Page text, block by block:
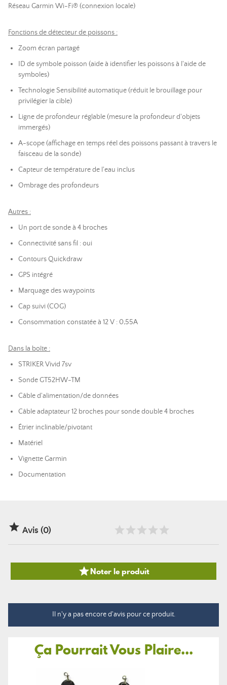
Réseau Garmin Wi-Fi® (connexion locale)
Fonctions de détecteur de poissons :
Zoom écran partagé
ID de symbole poisson (aide à identifier les poissons à l'aide de
symboles)
Technologie Sensibilité automatique (réduit le brouillage pour
privilégier la cible)
Ligne de profondeur réglable (mesure la profondeur d'objets
immergés)
A-scope (affichage en temps réel des poissons passant à travers le
faisceau de la sonde)
Capteur de température de l'eau inclus
Ombrage des profondeurs
Autres :
Un port de sonde à 4 broches
Connectivité sans fil : oui
Contours Quickdraw
GPS intégré
Marquage des waypoints
Cap suivi (COG)
Consommation constatée à 12 V : 0,55A
Dans la boîte :
STRIKER Vivid 7sv
Sonde GT52HW-TM
Câble d'alimentation/de données
Câble adaptateur 12 broches pour sonde double 4 broches
Étrier inclinable/pivotant
Matériel
Vignette Garmin
Documentation
 Avis (0)
Noter le produit
Il n'y a pas encore d'avis pour ce produit.
Ça Pourrait Vous Plaire...